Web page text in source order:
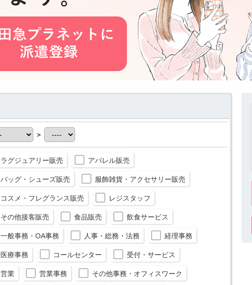
＞
ラグジュアリー販売 アパレル販売
バッグ・シューズ販売 服飾雑貨・アクセサリー販売
コスメ・フレグランス販売 レジスタッフ
その他接客販売 食品販売 飲食サービス
一般事務・OA事務 人事・総務・法務 経理事務
医療事務 コールセンター 受付・サービス
営業 営業事務 その他事務・オフィスワーク